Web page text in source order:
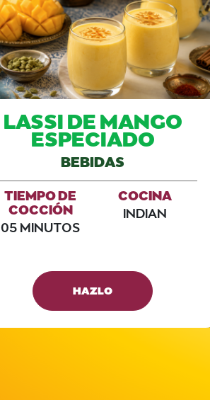
LASSI DE MANGO
ESPECIADO
BEBIDAS
TIEMPO DE
COCCIÓN
05 MINUTOS
COCINA
INDIAN
HAZLO